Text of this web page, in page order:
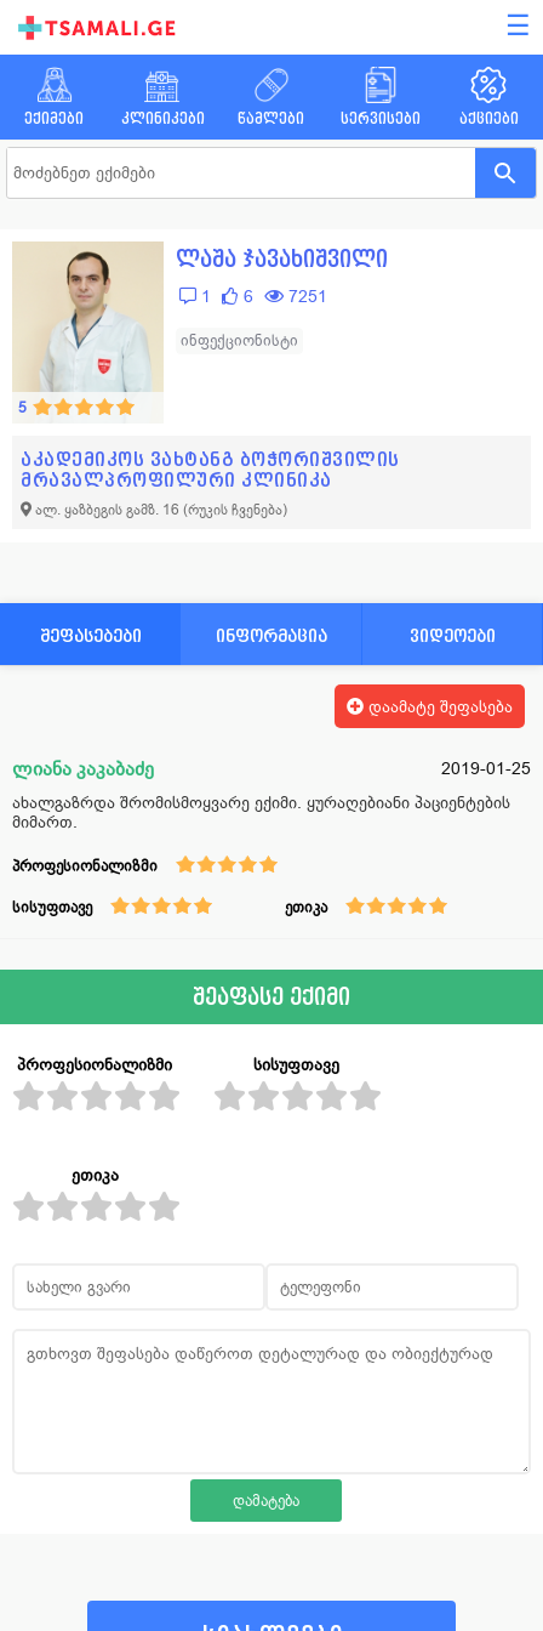
☰
ექიმები კლინიკები წამლები სერვისები აქციები
5
ლაშა ჯავახიშვილი
1 6 7251
ინფექციონისტი
აკადემიკოს ვახტანგ ბოჭორიშვილის
მრავალპროფილური კლინიკა
ალ. ყაზბეგის გამზ. 16 (რუკის ჩვენება)
შეფასებები ინფორმაცია ვიდეოები
დაამატე შეფასება
ლიანა კაკაბაძე
2019-01-25
ახალგაზრდა შრომისმოყვარე ექიმი. ყურაღებიანი პაციენტების
მიმართ.
პროფესიონალიზმი
სისუფთავე ეთიკა
შეაფასე ექიმი
პროფესიონალიზმი სისუფთავე
ეთიკა